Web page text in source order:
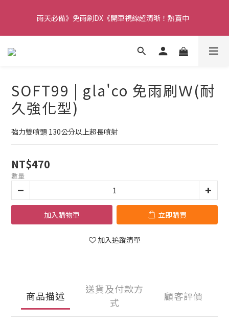
聯絡我們確認。
雨天必備》免雨刷DX《開車視線超清晰！熱賣中
【重要】本公司不會在假日、非上班時段以電話連絡，若有疑慮請
SOFT99 | gla'co 免雨刷Ｗ(耐
久強化型)
強力雙噴頭 130公分以上超長噴射
NT$470
數量
加入購物車 立即購買
加入追蹤清單
商品描述
送貨及付款方
式
顧客評價